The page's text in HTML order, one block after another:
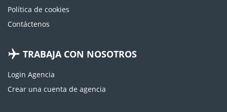
Política de cookies
Contáctenos
TRABAJA CON NOSOTROS
Login Agencia
Crear una cuenta de agencia